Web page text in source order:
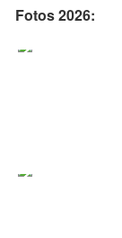
Fotos 2026: